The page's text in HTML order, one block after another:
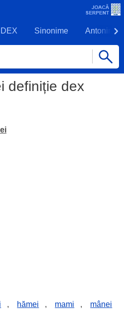
DEX Sinonime Antonime
definiție dex
, hămei , mami , mânei